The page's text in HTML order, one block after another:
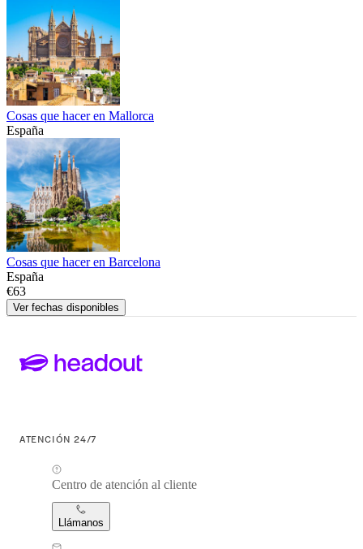
Cosas que hacer en Mallorca
España
Cosas que hacer en Barcelona
España
€63
Ver fechas disponibles
ATENCIÓN 24/7
Centro de atención al cliente
Llámanos